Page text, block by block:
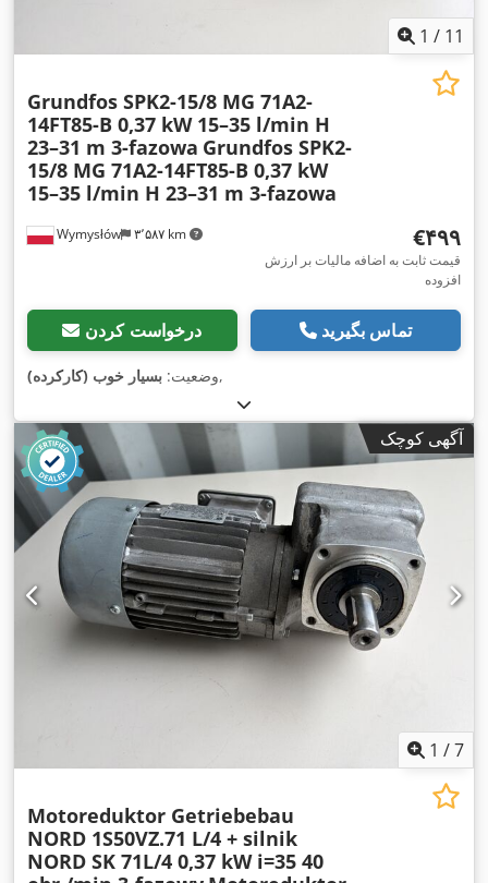
1 / 11
Wymysłów ۳٬۵۸۷ km
Grundfos SPK2-15/8 MG 71A2-
14FT85-B 0,37 kW 15–35 l/min H
23–31 m 3-fazowa Grundfos SPK2-
15/8 MG 71A2-14FT85-B 0,37 kW
15–35 l/min H 23–31 m 3-fazowa
‎€۴۹۹
قیمت ثابت به اضافه مالیات بر ارزش
افزوده
درخواست کردن تماس بگیرید
وضعیت: بسیار خوب (کارکرده) ,
آگهی کوچک
1 /7
Motoreduktor Getriebebau
NORD 1S50VZ.71 L/4 + silnik
NORD SK 71L/4 0,37 kW i=35 40